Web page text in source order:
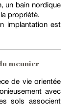
un bain nordique
propriété.
implantation est
meunier
de vie orientée
avec
sols associent